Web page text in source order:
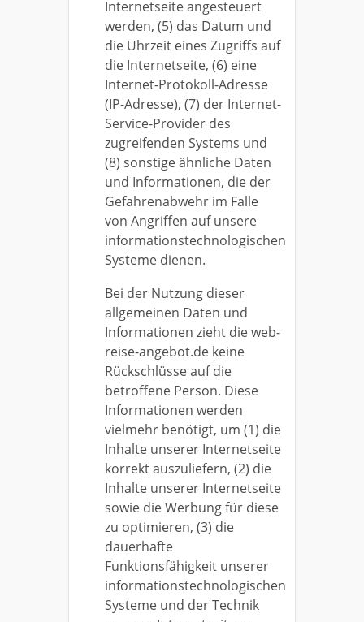
Internetseite angesteuert
werden, (5) das Datum und
die Uhrzeit eines Zugriffs auf
die Internetseite, (6) eine
Internet-Protokoll-Adresse
(IP-Adresse), (7) der Internet-
Service-Provider des
zugreifenden Systems und
(8) sonstige ähnliche Daten
und Informationen, die der
Gefahrenabwehr im Falle
von Angriffen auf unsere
informationstechnologischen
Systeme dienen.
Bei der Nutzung dieser
allgemeinen Daten und
Informationen zieht die web-
reise-angebot.de keine
Rückschlüsse auf die
betroffene Person. Diese
Informationen werden
vielmehr benötigt, um (1) die
Inhalte unserer Internetseite
korrekt auszuliefern, (2) die
Inhalte unserer Internetseite
sowie die Werbung für diese
zu optimieren, (3) die
dauerhafte
Funktionsfähigkeit unserer
informationstechnologischen
Systeme und der Technik